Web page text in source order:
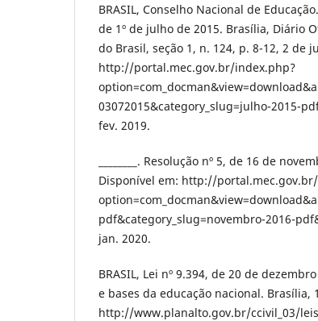
BRASIL, Conselho Nacional de
de 1º de julho de 2015. Brasília, Diário
do Brasil, seção 1, n. 124, p. 8-12, 2 de
http://portal.mec.gov.br/index.php?
03072015&category_slug=julho-2015-
fev. 2019.
________. Resolução nº 5, de 16 de
Disponível em: http://
pdf&category_slug=novembro-2016-
jan. 2020.
BRASIL, Lei nº 9.394, de 20 de
e bases da educação nacional. Brasília,
http://www.planalto.gov.br/ccivil_03/